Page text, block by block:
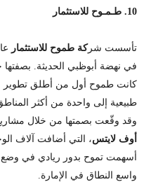
10. طـمـوح للاستثمار
تأسست شركة طموح للاستثمار
في نهضة أبوظبي الحديثة.
كانت طموح أول من أطلق تطوير
طبيعية إلى واحدة من أكثر
وقد وقّعت بصمتها من خلال
أوف لايتس، التي أضافت آلاف
أسهمت تموح بدور ريادي في وضع
واسع النطاق في الإمارة.